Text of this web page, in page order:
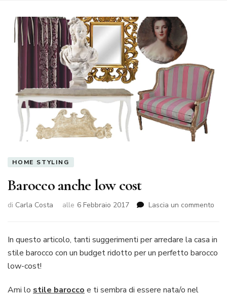
HOME STYLING
Barocco anche low cost
di Carla Costa alle 6 Febbraio 2017 Lascia un commento
low
In questo articolo, tanti suggerimenti per arredare la casa in
stile barocco con un budget ridotto per un perfetto barocco
low-cost!
Ami lo stile baroccoe ti sembra di essere nata/o nel